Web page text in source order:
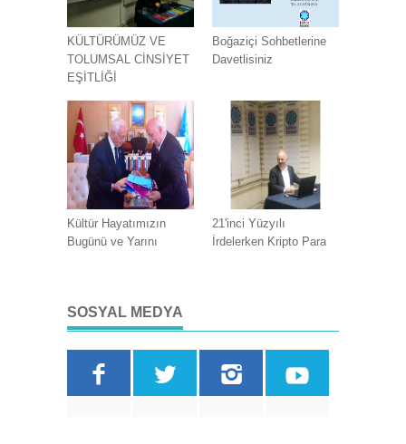
KÜLTÜRÜMÜZ VE
TOLUMSAL CİNSİYET
EŞİTLİĞİ
Boğaziçi Sohbetlerine
Davetlisiniz
Kültür Hayatımızın
Bugünü ve Yarını
21'inci Yüzyılı
İrdelerken Kripto Para
SOSYAL MEDYA